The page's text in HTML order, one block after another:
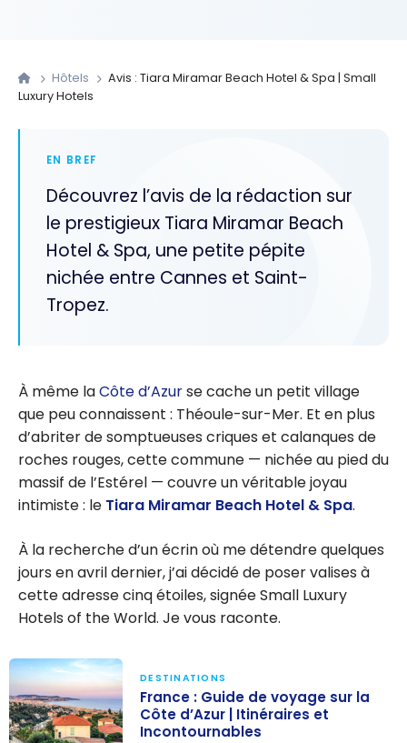
Hôtels
Avis : Tiara Miramar Beach Hotel & Spa | Small
Luxury Hotels
EN BREF
Découvrez l’avis de la rédaction sur
le prestigieux Tiara Miramar Beach
Hotel & Spa, une petite pépite
nichée entre Cannes et Saint-
Tropez.
À même laCôte d’Azurse cache un petit village
que peu connaissent : Théoule-sur-Mer. Et en plus
d’abriter de somptueuses criques et calanques de
roches rouges, cette commune — nichée au pied du
massif de l’Estérel — couvre un véritable joyau
intimiste : le Tiara Miramar Beach Hotel & Spa.
À la recherche d’un écrin où me détendre quelques
jours en avril dernier, j’ai décidé de poser valises à
cette adresse cinq étoiles, signée Small Luxury
Hotels of the World. Je vous raconte.
DESTINATIONS
France : Guide de voyage sur la
Côte d’Azur | Itinéraires et
Incontournables